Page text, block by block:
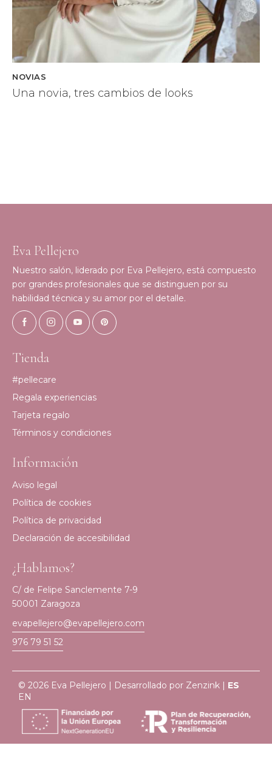
NOVIAS
Una novia, tres cambios de looks
Eva Pellejero
Nuestro salón, liderado por Eva Pellejero, está compuesto
por grandes profesionales que se distinguen por su
habilidad técnica y su amor por el detalle.
Tienda
#pellecare
Regala experiencias
Tarjeta regalo
Términos y condiciones
Información
Aviso legal
Política de cookies
Política de privacidad
Declaración de accesibilidad
¿Hablamos?
C/ de Felipe Sanclemente 7-9
50001 Zaragoza
evapellejero@evapellejero.com
976 79 51 52
© 2026 Eva Pellejero | Desarrollado por Zenzink | ES
EN